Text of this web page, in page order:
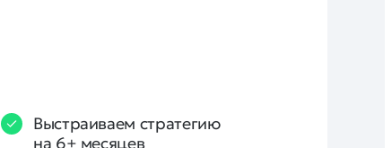
Выстраиваем стратегию
на 6+ месяцев